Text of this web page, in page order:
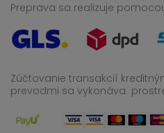
Preprava sa realizuje
Zúčtovanie transakcií
prevodmi sa vykonáva